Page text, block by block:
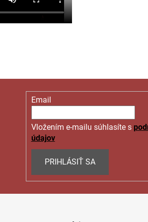
Email
Vložením e-mailu súhlasíte s
údajov
PRIHLÁSIŤ SA